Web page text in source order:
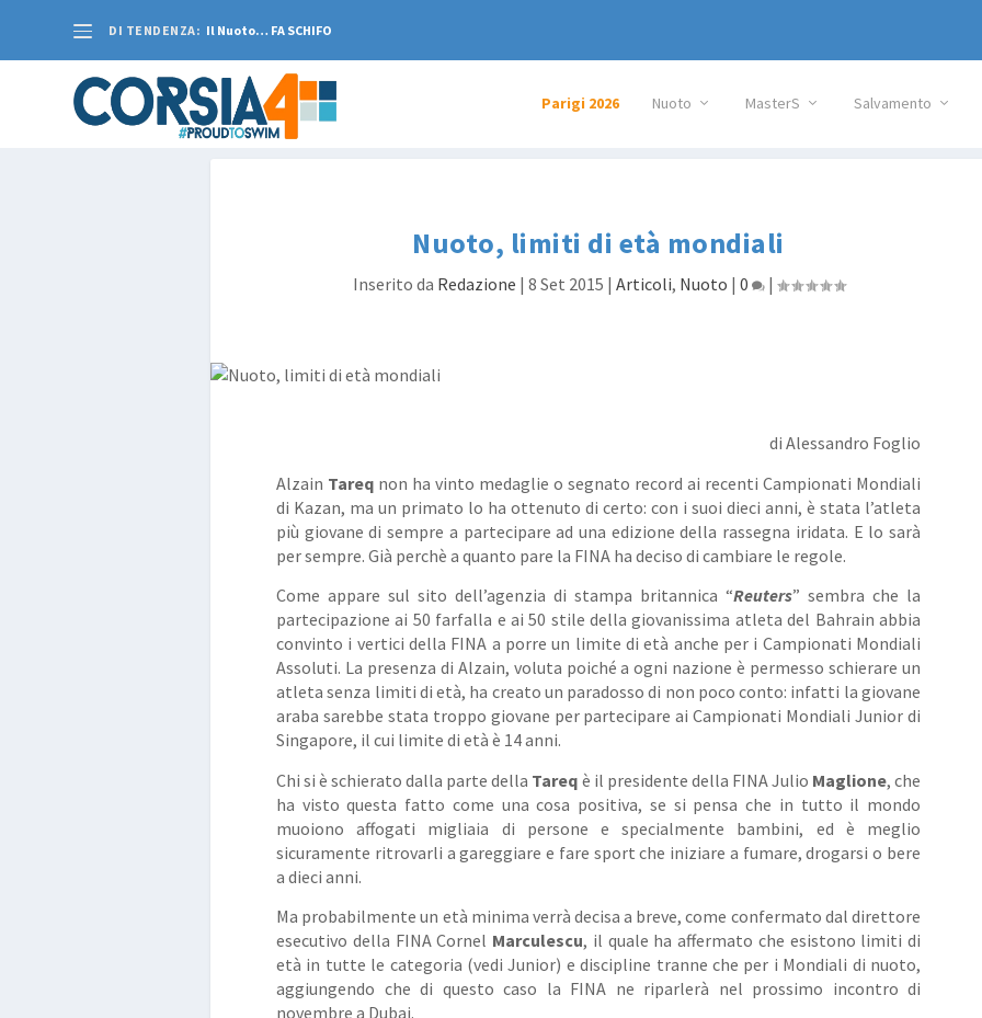
DI TENDENZA: Il Nuoto… FA SCHIFO
Parigi 2026 Nuoto MasterS Salvamento
Nuoto, limiti di età mondiali
Inserito da Redazione | 8 Set 2015 | Articoli, Nuoto | 0 |
di Alessandro Foglio
Alzain Tareq non ha vinto medaglie o segnato record ai recenti Campionati Mondiali
di Kazan, ma un primato lo ha ottenuto di certo: con i suoi dieci anni, è stata l’atleta
più giovane di sempre a partecipare ad una edizione della rassegna iridata. E lo sarà
per sempre. Già perchè a quanto pare la FINA ha deciso di cambiare le regole.
Come appare sul sito dell’agenzia di stampa britannica “Reuters” sembra che la
partecipazione ai 50 farfalla e ai 50 stile della giovanissima atleta del Bahrain abbia
convinto i vertici della FINA a porre un limite di età anche per i Campionati Mondiali
Assoluti. La presenza di Alzain, voluta poiché a ogni nazione è permesso schierare un
atleta senza limiti di età, ha creato un paradosso di non poco conto: infatti la giovane
araba sarebbe stata troppo giovane per partecipare ai Campionati Mondiali Junior di
Singapore, il cui limite di età è 14 anni.
Chi si è schierato dalla parte della Tareq è il presidente della FINA Julio Maglione, che
ha visto questa fatto come una cosa positiva, se si pensa che in tutto il mondo
muoiono affogati migliaia di persone e specialmente bambini, ed è meglio
sicuramente ritrovarli a gareggiare e fare sport che iniziare a fumare, drogarsi o bere
a dieci anni.
Ma probabilmente un età minima verrà decisa a breve, come confermato dal direttore
esecutivo della FINA Cornel Marculescu, il quale ha affermato che esistono limiti di
età in tutte le categoria (vedi Junior) e discipline tranne che per i Mondiali di nuoto,
aggiungendo che di questo caso la FINA ne riparlerà nel prossimo incontro di
novembre a Dubai.